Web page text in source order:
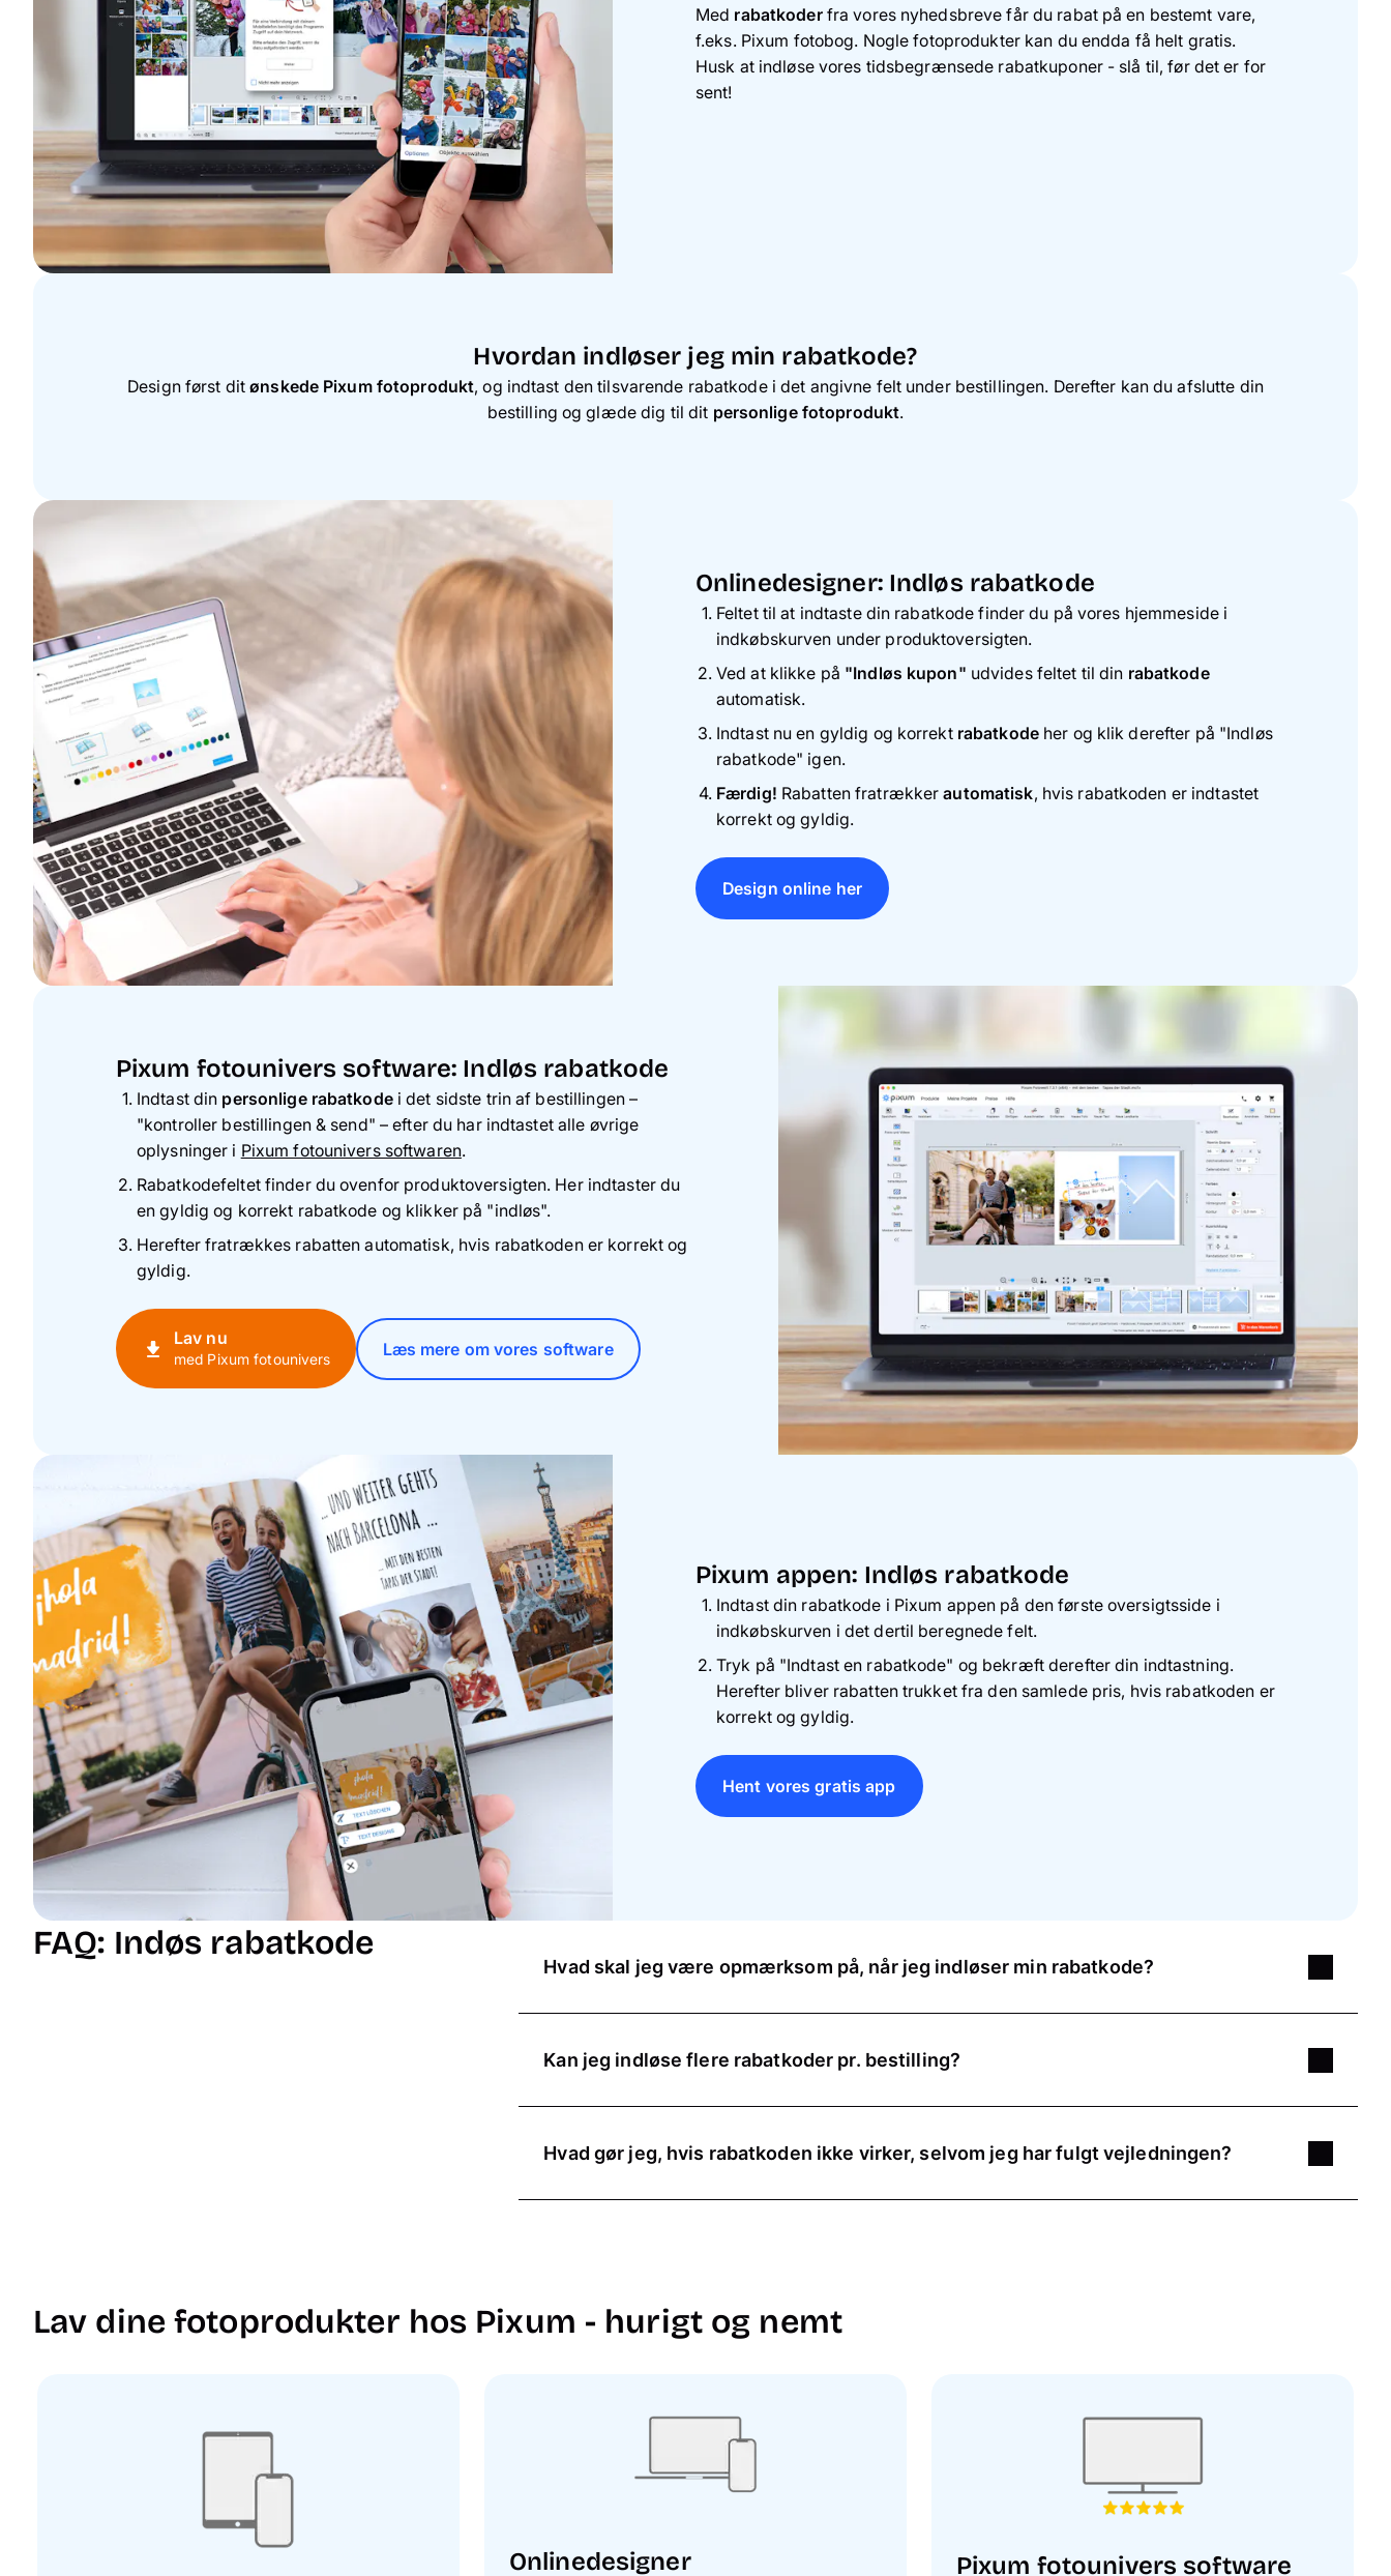
Med rabatkoder fra vores nyhedsbreve får du rabat på en bestemt vare,
f.eks. Pixum fotobog. Nogle fotoprodukter kan du endda få helt gratis.
Husk at indløse vores tidsbegrænsede rabatkuponer - slå til, før det er for
sent!
Hvordan indløser jeg min rabatkode?
Design først ditønskede Pixum fotoprodukt, og indtast den tilsvarende rabatkode i det angivne felt under bestillingen. Derefter kan du afslutte din
bestilling og glæde dig til dit personlige fotoprodukt.
Onlinedesigner: Indløs rabatkode
Feltet til at indtaste din rabatkode finder du på vores hjemmeside i
indkøbskurven under produktoversigten.
Ved at klikke på "Indløs kupon" udvides feltet til din rabatkode
automatisk.
Indtast nu en gyldig og korrekt rabatkode her og klik derefter på "Indløs
rabatkode" igen.
Færdig! Rabatten fratrækkerautomatisk, hvis rabatkoden er indtastet
korrekt og gyldig.
Design online her
Pixum fotounivers software: Indløs rabatkode
Indtast din personlige rabatkodei det sidste trin af bestillingen –
"kontroller bestillingen & send" – efter du har indtastet alle øvrige
oplysninger i Pixum fotounivers softwaren.
Rabatkodefeltet finder du ovenfor produktoversigten. Her indtaster du
en gyldig og korrekt rabatkode og klikker på "indløs".
Herefter fratrækkes rabatten automatisk, hvis rabatkoden er korrekt og
gyldig.
Lav nu
med Pixum fotounivers Læs mere om vores software
Pixum appen: Indløs rabatkode
Indtast din rabatkode i Pixum appen på den første oversigtsside i
indkøbskurven i det dertil beregnede felt.
Tryk på "Indtast en rabatkode" og bekræft derefter din indtastning.
Herefter bliver rabatten trukket fra den samlede pris, hvis rabatkoden er
korrekt og gyldig.
Hent vores gratis app
FAQ: Indøs rabatkode
Hvad skal jeg være opmærksom på, når jeg indløser min rabatkode?
Når du indløser din rabatkode, er det vigtigt, at du bruger den korrektekombination af bogstaver og
opmærksom på ikke at kopiere mellemrum eller linjeskift med.
Kan jeg indløse flere rabatkoder pr. bestilling?
Du kan kun indløse én rabatkode pr. bestilling. Ved tidsbegrænsede rabatkoder bør du være
Hvad gør jeg, hvis rabatkoden ikke virker, selvom jeg har fulgt vejledningen?
Hvis du stadig har spørgsmål, eller hvis din Pixum rabatkode ikke virker på trods af vejledningerne og
Lav dine fotoprodukter hos Pixum - hurigt og nemt
Onlinedesigner Pixum fotounivers software